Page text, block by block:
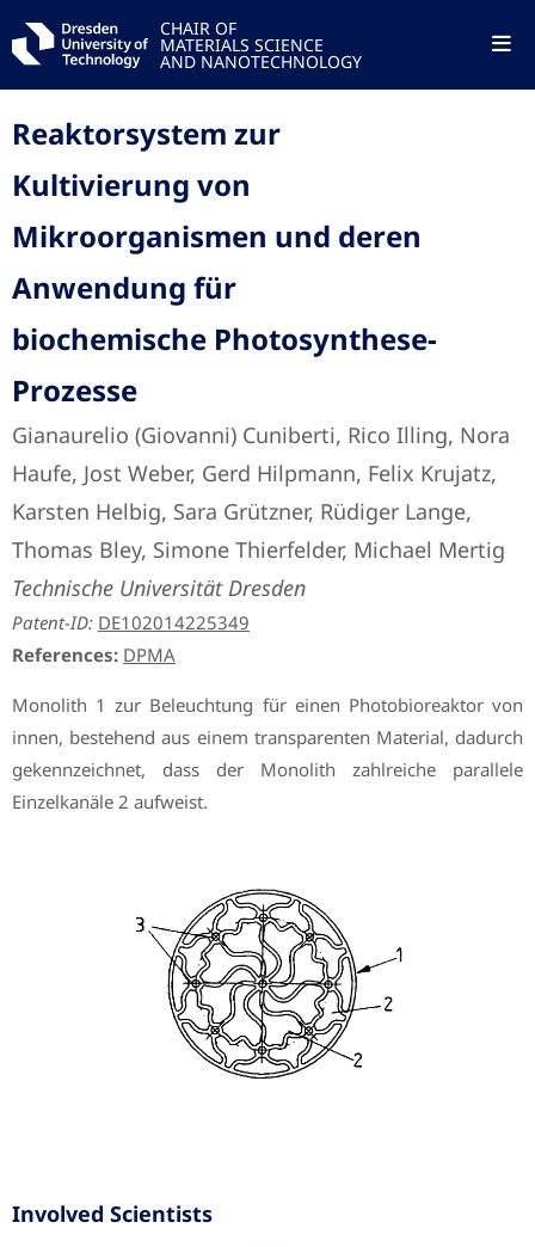
CHAIR OF
MATERIALS SCIENCE
AND NANOTECHNOLOGY
Reaktorsystem zur
Kultivierung von
Mikroorganismen und deren
Anwendung für
biochemische Photosynthese-
Prozesse
Gianaurelio (Giovanni) Cuniberti, Rico Illing, Nora
Haufe, Jost Weber, Gerd Hilpmann, Felix Krujatz,
Karsten Helbig, Sara Grützner, Rüdiger Lange,
Thomas Bley, Simone Thierfelder, Michael Mertig
Technische Universität Dresden
Patent-ID: DE102014225349
References: DPMA
Monolith 1 zur Beleuchtung für einen Photobioreaktor von
innen, bestehend aus einem transparenten Material, dadurch
gekennzeichnet, dass der Monolith zahlreiche parallele
Einzelkanäle 2 aufweist.
Involved Scientists